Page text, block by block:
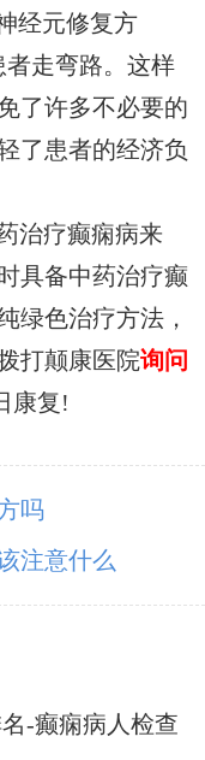
经元修复方
者走弯路。这样
了许多不必要的
了患者的经济负
治疗癫痫病来
具备中药治疗癫
绿色治疗方法，
打颠康医院询问
康复!
吗
注意什么
-癫痫病人检查